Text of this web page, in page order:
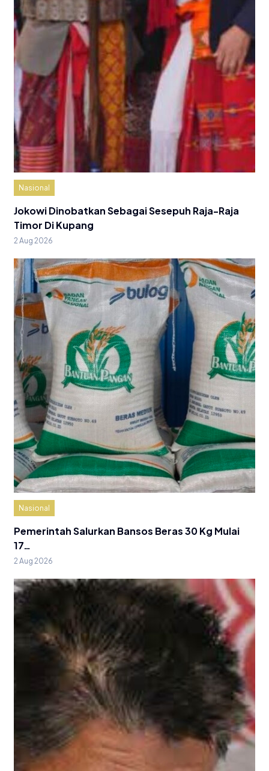
Nasional
Jokowi Dinobatkan Sebagai Sesepuh Raja-Raja
Timor Di Kupang
2 Aug 2026
Nasional
Pemerintah Salurkan Bansos Beras 30 Kg Mulai
17…
2 Aug 2026